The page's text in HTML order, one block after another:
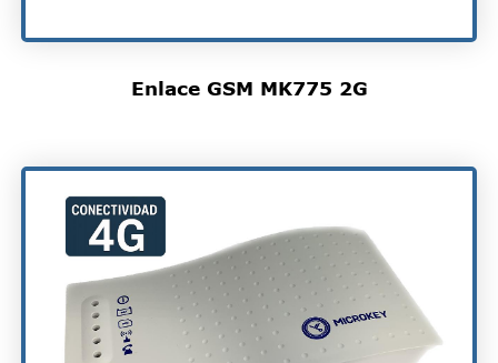
Enlace GSM MK775 2G